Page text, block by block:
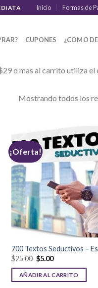
Inicio Formas de
CUPONES ¿COMO
o mas al carrito utiliza el
Mostrando todos los
¡Oferta!
700 Textos Seductivos –
$25.00 $5.00
AÑADIR AL CARRITO